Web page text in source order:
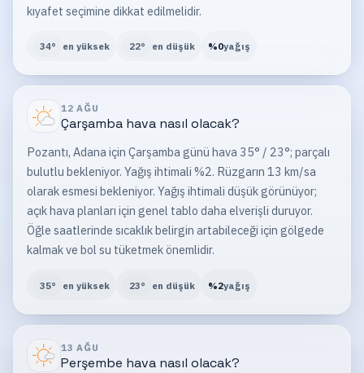
kıyafet seçimine dikkat edilmelidir.
34° en yüksek 22° en düşük %0yağış
12 AĞU
Çarşambahava nasıl olacak?
Pozantı, Adana için Çarşamba günü hava 35° / 23°; parçalı
bulutlu bekleniyor. Yağış ihtimali %2. Rüzgarın 13 km/sa
olarak esmesi bekleniyor. Yağış ihtimali düşük görünüyor;
açık hava planları için genel tablo daha elverişli duruyor.
Öğle saatlerinde sıcaklık belirgin artabileceği için gölgede
kalmak ve bol su tüketmek önemlidir.
35° en yüksek 23° en düşük %2yağış
13 AĞU
Perşembe hava nasıl olacak?